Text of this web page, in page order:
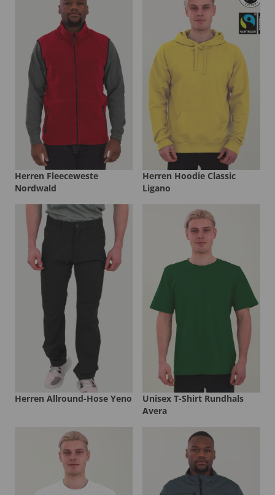
Herren Fleeceweste
Nordwald
Herren Hoodie Classic
Ligano
Herren Allround-Hose Yeno
Unisex T-Shirt Rundhals
Avera